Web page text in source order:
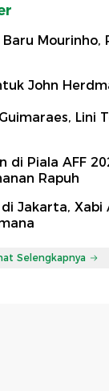
Mourinho,
John
Lini
di Piala AFF
Rapuh
Jakarta, Xabi
Selengkapnya